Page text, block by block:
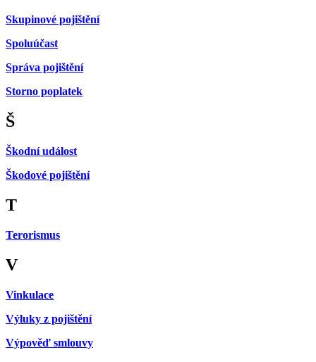
Skupinové pojištění
Spoluúčast
Správa pojištění
Storno poplatek
Š
Škodní událost
Škodové pojištění
T
Terorismus
V
Vinkulace
Výluky z pojištění
Výpověď smlouvy